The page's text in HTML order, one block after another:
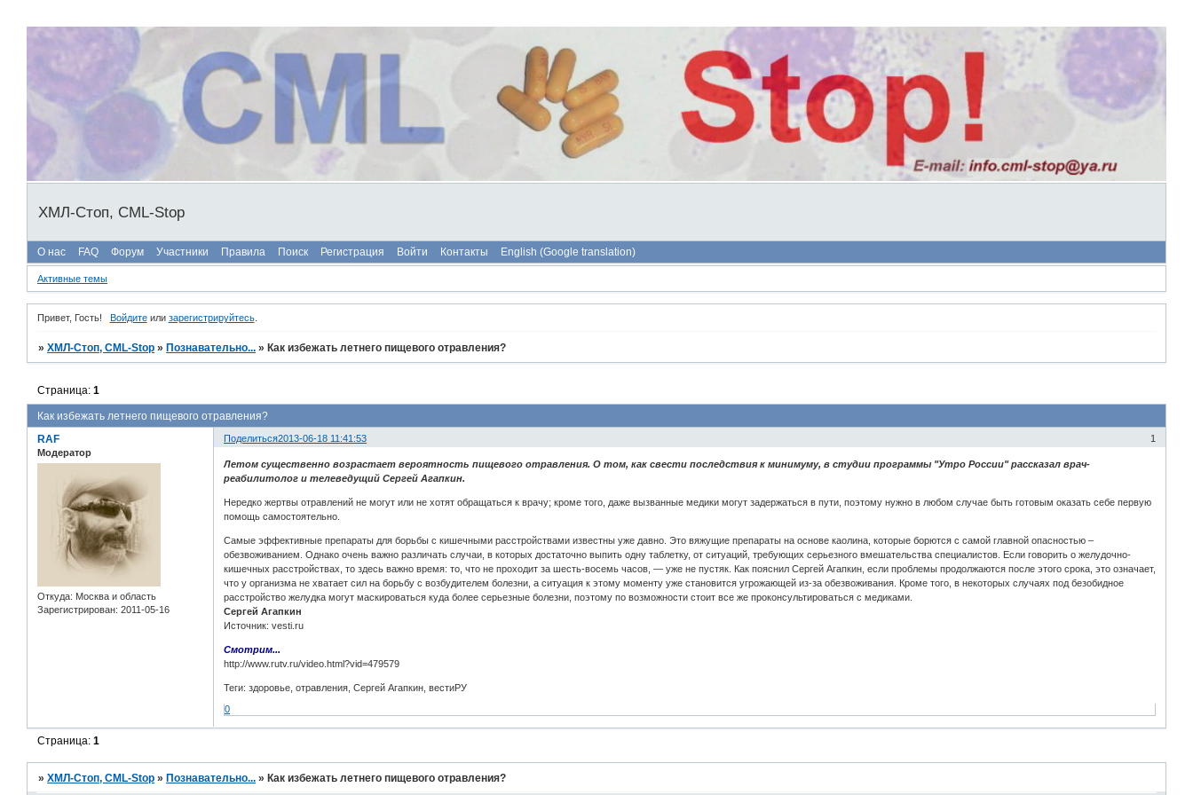
ХМЛ-Стоп, CML-Stop
О нас FAQ Форум Участники Правила Поиск Регистрация Войти Контакты English (Google translation)
Активные темы
Привет, Гость! Войдитеили зарегистрируйтесь.
»ХМЛ-Стоп, CML-Stop »Познавательно... »Как избежать летнего пищевого отравления?
Как избежать летнего пищевого отравления?
Страница:1
Поделиться 1
2013-06-18 11:41:53
RAF
Модератор
Откуда: Москва и область
Зарегистрирован: 2011-05-16
Летом существенно возрастает вероятность пищевого отравления. О том, как свести последствия к минимуму, в студии программы "Утро России" рассказал врач-
реабилитолог и телеведущий Сергей Агапкин.
Нередко жертвы отравлений не могут или не хотят обращаться к врачу; кроме того, даже вызванные медики могут задержаться в пути, поэтому нужно в любом случае быть готовым оказать себе первую
помощь самостоятельно.
Самые эффективные препараты для борьбы с кишечными расстройствами известны уже давно. Это вяжущие препараты на основе каолина, которые борются с самой главной опасностью –
обезвоживанием. Однако очень важно различать случаи, в которых достаточно выпить одну таблетку, от ситуаций, требующих серьезного вмешательства специалистов. Если говорить о желудочно-
кишечных расстройствах, то здесь важно время: то, что не проходит за шесть-восемь часов, — уже не пустяк. Как пояснил Сергей Агапкин, если проблемы продолжаются после этого срока, это означает,
что у организма не хватает сил на борьбу с возбудителем болезни, а ситуация к этому моменту уже становится угрожающей из-за обезвоживания. Кроме того, в некоторых случаях под безобидное
расстройство желудка могут маскироваться куда более серьезные болезни, поэтому по возможности стоит все же проконсультироваться с медиками.
Сергей Агапкин
Источник: vesti.ru
Смотрим...
http://www.rutv.ru/video.html?vid=479579
Теги: здоровье, отравления, Сергей Агапкин, вестиРУ
0
Страница:1
»ХМЛ-Стоп, CML-Stop »Познавательно... »Как избежать летнего пищевого отравления?